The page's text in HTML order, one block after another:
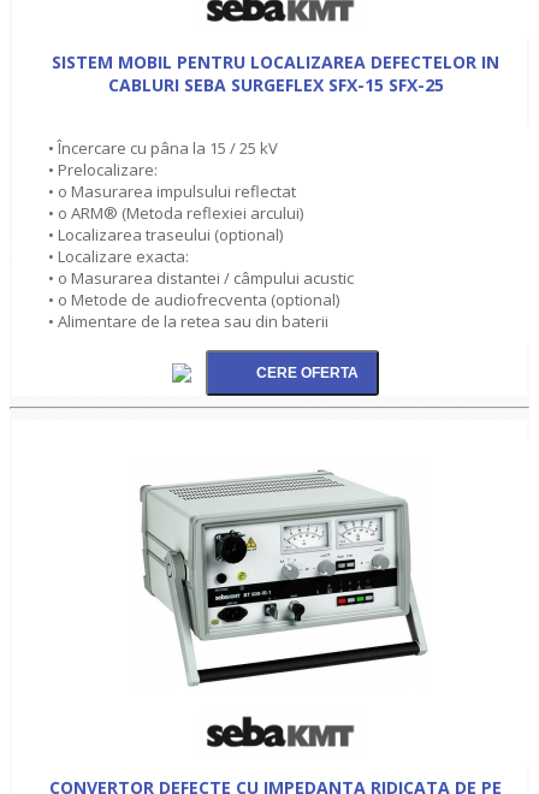
SISTEM MOBIL PENTRU LOCALIZAREA DEFECTELOR IN
CABLURI SEBA SURGEFLEX SFX-15 SFX-25
• Încercare cu pâna la 15 / 25 kV
• Prelocalizare:
• o Masurarea impulsului reflectat
• o ARM® (Metoda reflexiei arcului)
• Localizarea traseului (optional)
• Localizare exacta:
• o Masurarea distantei / câmpului acustic
• o Metode de audiofrecventa (optional)
• Alimentare de la retea sau din baterii
CONVERTOR DEFECTE CU IMPEDANTA RIDICATA DE PE